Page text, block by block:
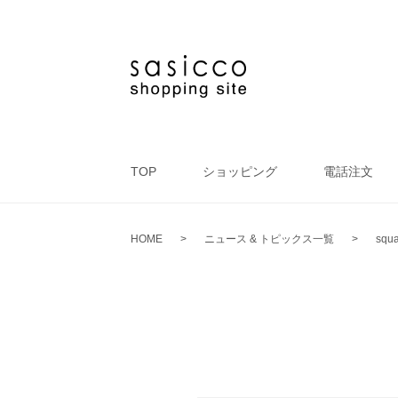
TOP ショッピング 電話注文
HOME > ニュース & トピックス一覧 >